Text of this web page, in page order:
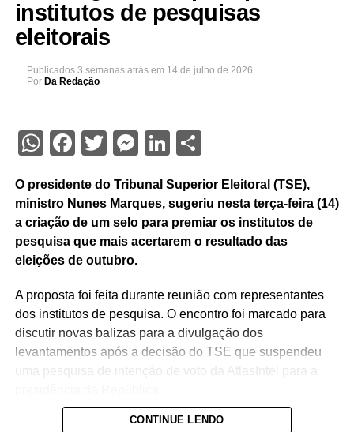
institutos de pesquisas
eleitorais
Publicados 3 semanas atrás em 14 de julho de 2026
Por Da Redação
WhatsApp
Facebook
Twitter
Messenger
LinkedIn
Share
O presidente do Tribunal Superior Eleitoral (TSE),
ministro Nunes Marques, sugeriu nesta terça-feira (14)
a criação de um selo para premiar os institutos de
pesquisa que mais acertarem o resultado das
eleições de outubro.
A proposta foi feita durante reunião com representantes
dos institutos de pesquisa. O encontro foi marcado para
discutir novas balizas para a divulgação dos
levantamentos após a decisão do TSE que suspendeu
uma pesquisa de intenção de voto da AtlasIntel para a
No entendimento de Nunes Marques, o Selo Acurácia
CONTINUE LENDO